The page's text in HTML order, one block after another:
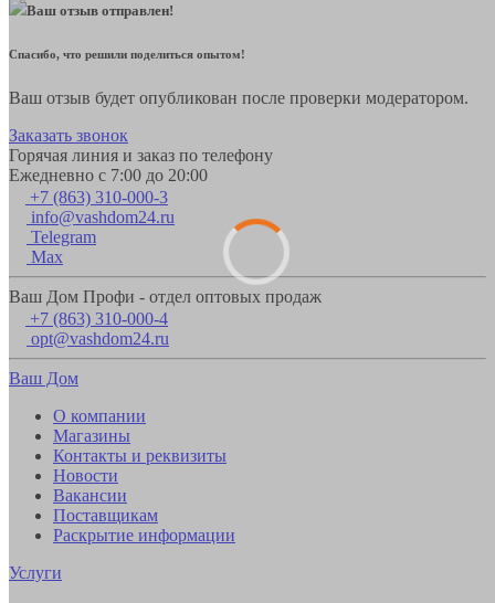
Ваш отзыв отправлен!
Спасибо, что решили поделиться опытом!
Ваш отзыв будет опубликован после проверки модератором.
Заказать звонок
Горячая линия и заказ по телефону
Ежедневно с 7:00 до 20:00
+7 (863) 310-000-3
info@vashdom24.ru
Telegram
Max
Ваш Дом Профи - отдел оптовых продаж
+7 (863) 310-000-4
opt@vashdom24.ru
Ваш Дом
О компании
Магазины
Контакты и реквизиты
Новости
Вакансии
Поставщикам
Раскрытие информации
Услуги